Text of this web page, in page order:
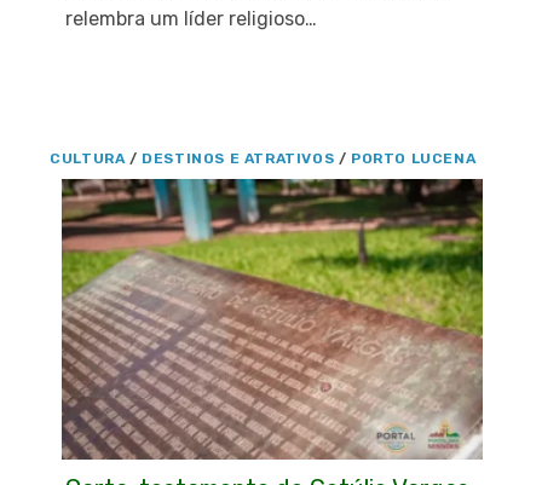
relembra um líder religioso…
CULTURA/ DESTINOS E ATRATIVOS / PORTO LUCENA